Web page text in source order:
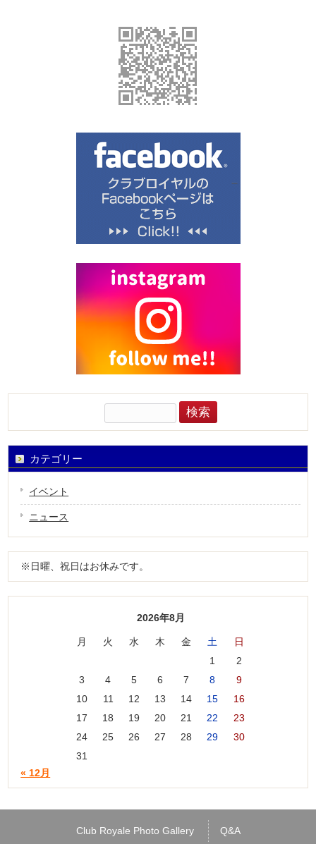
検
索:
カテゴリー
イベント
ニュース
※日曜、祝日はお休みです。
2026年8月
月 火 水 木 金 土
日
1
2
3
4 5 6 7 8
9
10
11 12 13 14 15
16
17
18 19 20 21 22
23
24
25 26 27 28 29
30
31
« 12月
Club Royale Photo Gallery Q&A